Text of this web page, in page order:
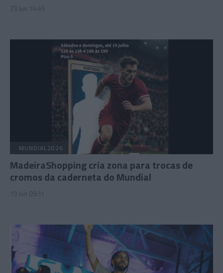
29 Jun 14:45
MUNDIAL2026
MadeiraShopping cria zona para trocas de
cromos da caderneta do Mundial
19 Jun 09:51